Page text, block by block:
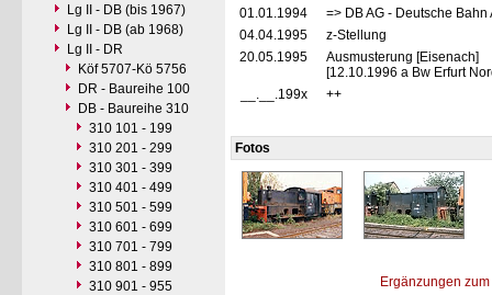
Lg II - DB (bis 1967)
Lg II - DB (ab 1968)
Lg II - DR
Köf 5707-Kö 5756
DR - Baureihe 100
DB - Baureihe 310
310 101 - 199
310 201 - 299
310 301 - 399
310 401 - 499
310 501 - 599
310 601 - 699
310 701 - 799
310 801 - 899
310 901 - 955
01.01.1994
=> DB AG - Deutsche
04.04.1995
z-Stellung
20.05.1995
Ausmusterung [Eisenach]
[12.10.1996 a Bw Erfurt
__.__.199x
++
Fotos
Ergänzungen